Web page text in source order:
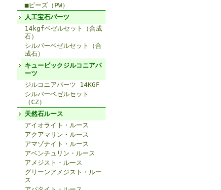
■ビーズ（PW）
人工宝石パーツ
14kgfベゼルセット（合成
石）
シルバーベゼルセット（合
成石）
キュービックジルコニアパ
ーツ
ジルコニアパーツ 14KGF
シルバーベゼルセット
（CZ）
天然石ルース
アイオライト・ルース
アクアマリン・ルース
アマゾナイト・ルース
アベンチュリン・ルース
アメジスト・ルース
グリーンアメジスト・ルー
ス